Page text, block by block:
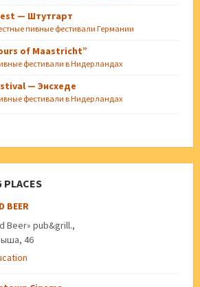
— Штутгарт
пивные фестивали Германии
of Maastricht”
фестивали в Нидерландах
— Энсхеде
фестивали в Нидерландах
BEER
Beer» pub&grill.,
46